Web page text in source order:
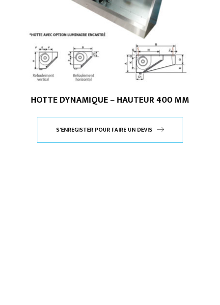
HOTTE DYNAMIQUE – HAUTEUR 400 MM
S'ENREGISTER POUR FAIRE UN DEVIS